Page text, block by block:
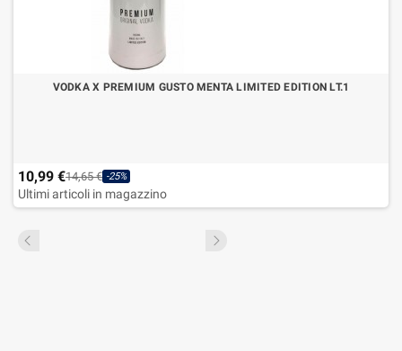
VODKA X PREMIUM GUSTO MENTA LIMITED EDITION LT.1
10,99 €14,65 € -25%
Ultimi articoli in magazzino